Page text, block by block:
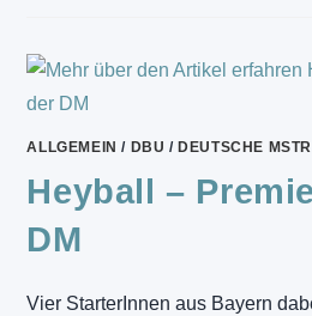
ALLGEMEIN / DBU / DEUTSCHE
Heyball –
DM
Vier StarterInnen aus Bayern